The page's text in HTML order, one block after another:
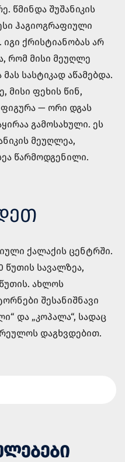
წმინდა შუშანიკის
ჰაგიოგრაფიული
ქრისტიანობას არ
რომ მისი მეუღლე
სასტიკად აწამებდა.
მისი ფეხის წინ,
— ორი დგას
გამოსახული. ეს
მეუღლეა,
წარმოდგენილი.
ქალაქის ცენტრში.
წუთის სავალზეა,
ახლოს
შესანიშნავი
და „კოპალა“, სადაც
დაგხვდებით.